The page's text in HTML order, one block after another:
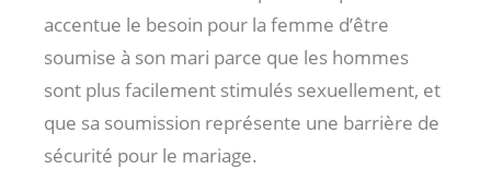
accentue le besoin pour la femme d’être
soumise à son mari parce que les hommes
sont plus facilement stimulés sexuellement, et
que sa soumission représente une barrière de
sécurité pour le mariage.